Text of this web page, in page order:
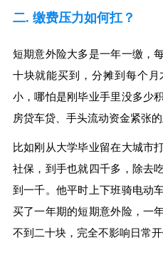
二. 缴费压力如何扛？
短期意外险大多是一年一缴，
十块就能买到，分摊到每个
小，哪怕是刚毕业手里没多少
房贷车贷、手头流动资金紧张
比如刚从大学毕业留在大城市
社保，到手也就四千多，除去
到一千。他平时上下班骑电动
买了一年期的短期意外险，一
不到二十块，完全不影响日常